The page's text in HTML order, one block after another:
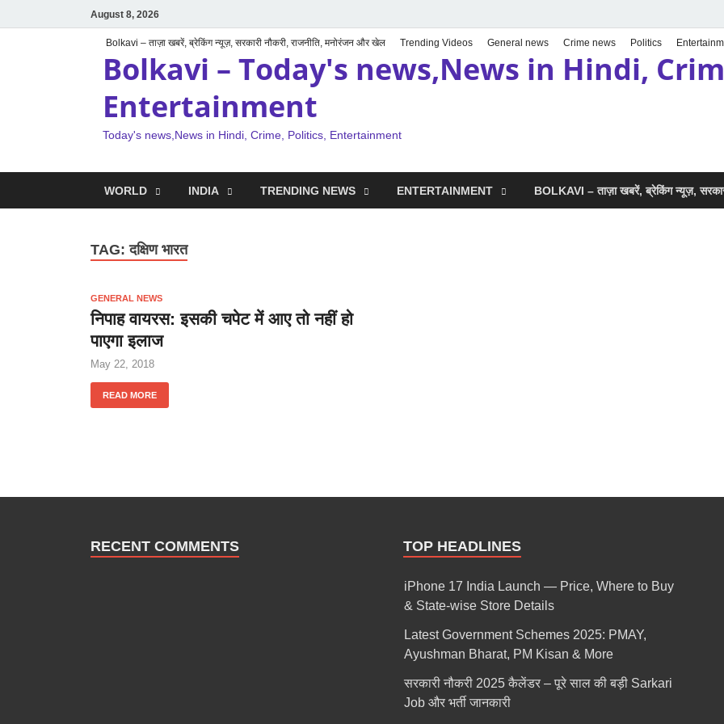
August 8, 2026
Bolkavi – ताज़ा खबरें, ब्रेकिंग न्यूज़, सरकारी नौकरी, राजनीति, मनोरंजन और खेल Trending Videos General news Crime news Politics
Bolkavi – Today's news,News in Hindi,
Entertainment
Today's news,News in Hindi, Crime, Politics, Entertainment
WORLD INDIA TRENDING NEWS ENTERTAINMENT BOLKAVI – ताज़ा खबरें, ब्रेकिंग न्यूज़,
TAG:दक्षिण भारत
GENERAL NEWS
निपाह वायरस: इसकी चपेट में आए तो नहीं हो
पाएगा इलाज
May 22, 2018
READ MORE
RECENT COMMENTS TOP HEADLINES
iPhone 17 India Launch — Price, Where to Buy
& State-wise Store Details
Latest Government Schemes 2025: PMAY,
Ayushman Bharat, PM Kisan & More
सरकारी नौकरी 2025 कैलेंडर – पूरे साल की बड़ी Sarkari
Job और भर्ती जानकारी